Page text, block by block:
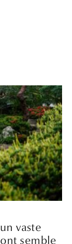
vaste
semble